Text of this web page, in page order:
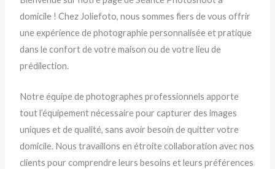
domicile ! Chez Joliefoto, nous sommes fiers de vous offrir
une expérience de photographie personnalisée et pratique
dans le confort de votre maison ou de votre lieu de
prédilection.
Notre équipe de photographes professionnels apporte
tout l’équipement nécessaire pour capturer des images
uniques et de qualité, sans avoir besoin de quitter votre
domicile. Nous travaillons en étroite collaboration avec nos
clients pour comprendre leurs besoins et leurs préférences